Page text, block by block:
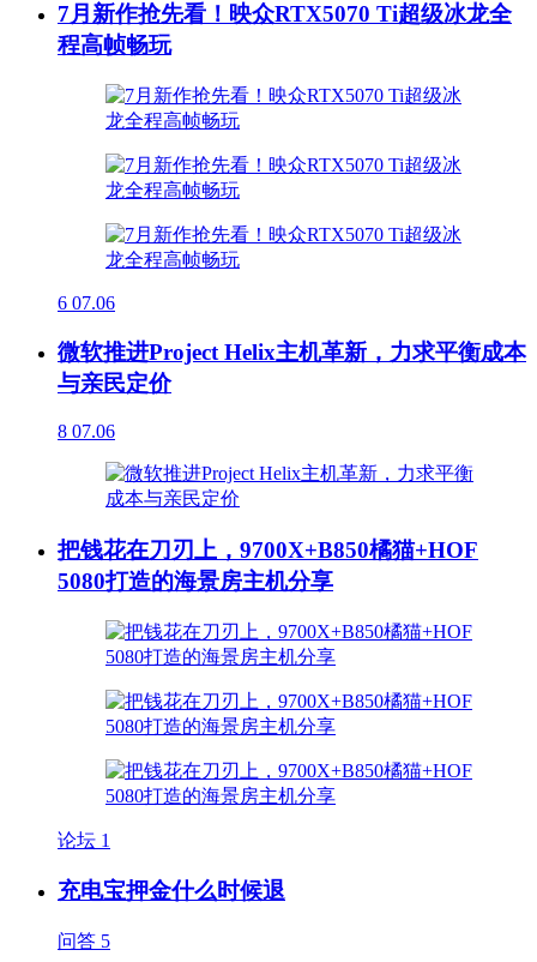
7月新作抢先看！映众RTX5070 Ti超级冰龙全
程高帧畅玩
6 07.06
微软推进Project Helix主机革新，力求平衡成本
与亲民定价
8 07.06
把钱花在刀刃上，9700X+B850橘猫+HOF
5080打造的海景房主机分享
论坛 1
充电宝押金什么时候退
问答 5